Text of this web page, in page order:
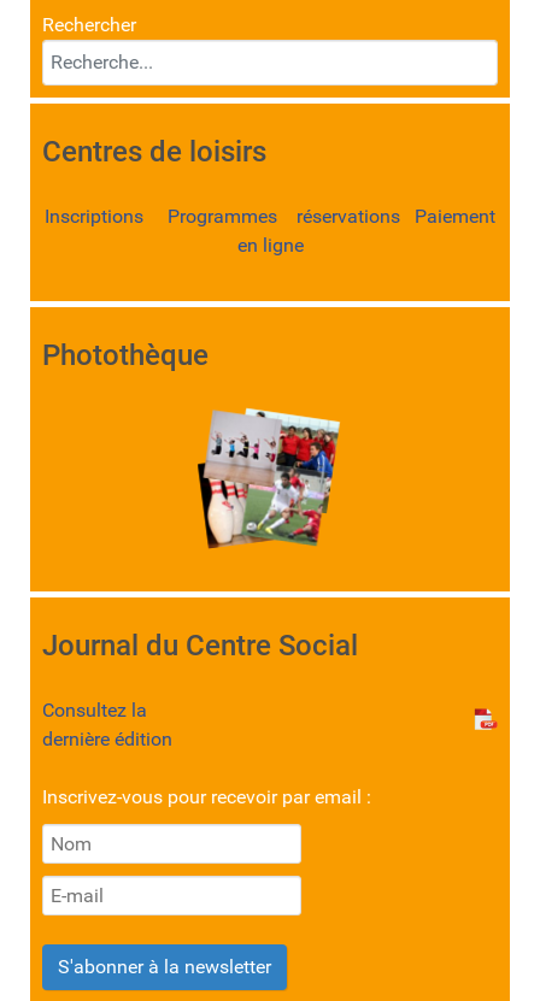
Rechercher
Centres de loisirs
Inscriptions Programmes réservations Paiement
en ligne
Photothèque
Journal du Centre Social
Consultez la
dernière édition
Inscrivez-vous pour recevoir par email :
S'abonner à la newsletter